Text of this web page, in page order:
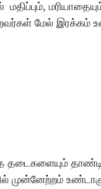
மதிப்பும்,
மேல் இரக்கம்
தடைகளையும்
முன்னேற்றம்